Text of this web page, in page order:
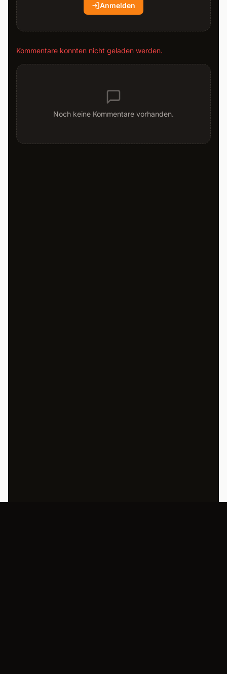
Anmelden
Kommentare konnten nicht geladen werden.
Noch keine Kommentare vorhanden.